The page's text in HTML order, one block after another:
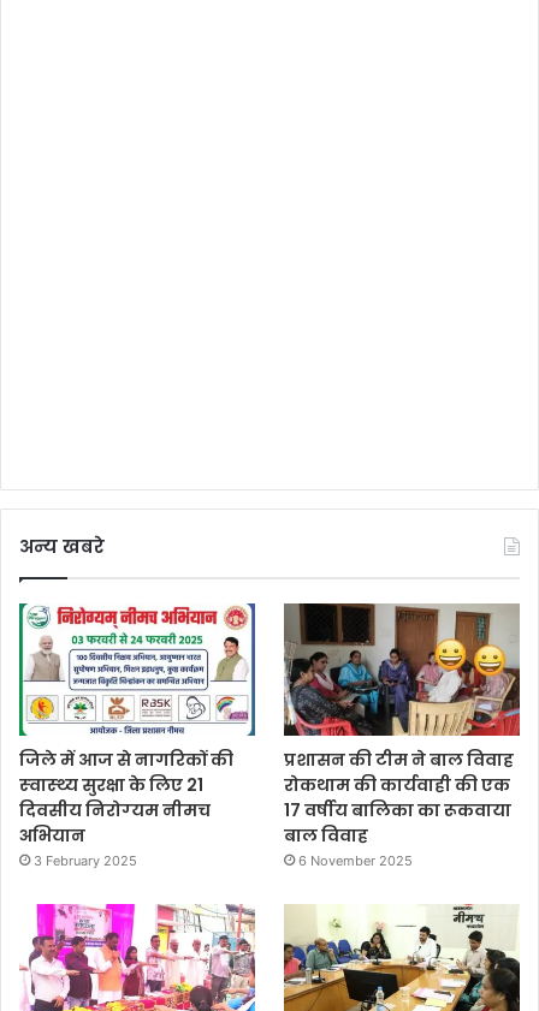
अन्य खबरे
जिले में आज से नागरिकों की
स्‍वास्‍थ्‍य सुरक्षा के लिए 21
दिवसीय निरोग्‍यम नीमच
अभियान
3 February 2025
प्रशासन की टीम ने बाल विवाह
रोकथाम की कार्यवाही की एक
17 वर्षीय बालिका का रूकवाया
बाल विवाह
6 November 2025